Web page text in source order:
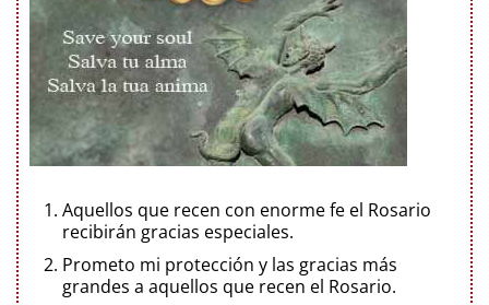
Aquellos que recen con enorme fe el Rosario
recibirán gracias especiales.
Prometo mi protección y las gracias más
grandes a aquellos que recen el Rosario.